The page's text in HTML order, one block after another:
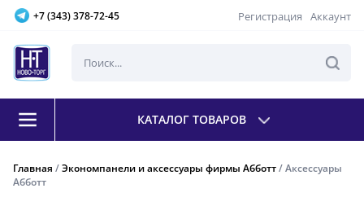
+7 (343) 378-72-45 Регистрация Аккаунт
КАТАЛОГ ТОВАРОВ
Главная /Экономпанели и аксессуары фирмы Абботт/ Аксессуары
Абботт